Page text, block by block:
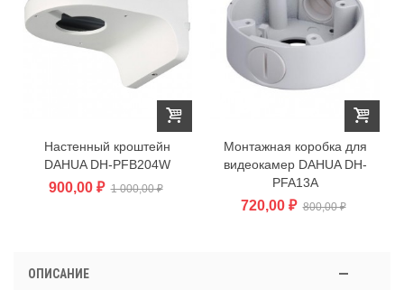
Настенный кроштейн
DAHUA DH-PFB204W
900,00 ₽ 1 000,00 ₽
Монтажная коробка для
видеокамер DAHUA DH-
PFA13A
720,00 ₽ 800,00 ₽
ОПИСАНИЕ